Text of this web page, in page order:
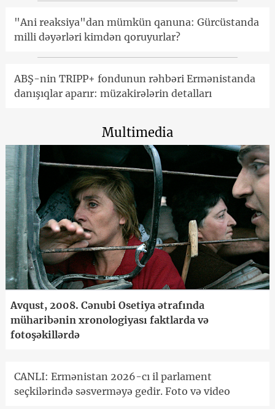
"Ani reaksiya"dan mümkün qanuna: Gürcüstanda
milli dəyərləri kimdən qoruyurlar?
ABŞ-nin TRIPP+ fondunun rəhbəri Ermənistanda
danışıqlar aparır: müzakirələrin detalları
Multimedia
Avqust, 2008. Cənubi Osetiya ətrafında
müharibənin xronologiyası faktlarda və
fotoşəkillərdə
CANLI: Ermənistan 2026-cı il parlament
seçkilərində səsverməyə gedir. Foto və video